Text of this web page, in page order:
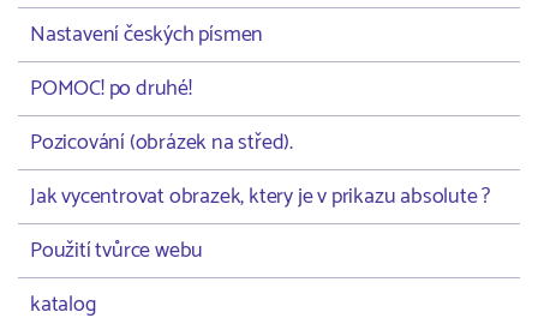
Nastavení českých písmen
POMOC! po druhé!
Pozicování (obrázek na střed).
Jak vycentrovat obrazek, ktery je v prikazu absolute ?
Použití tvůrce webu
katalog